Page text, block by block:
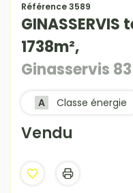
Référence 3589
1738m²,
Ginasservis
A Classe énergie
Vendu